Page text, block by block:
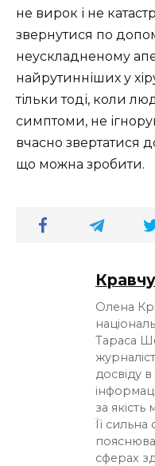
не вирок і не
звернутися по
неускладненому
найрутинніших у
тільки тоді, коли
симптоми, не
вчасно звертатися
що можна зробити.
Олена
Тараса
досвіду
за якість
Її
сферах